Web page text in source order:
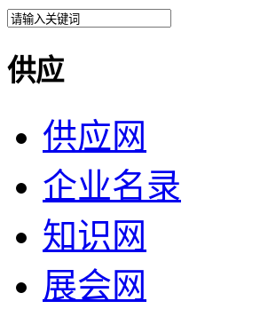
供应
供应网
企业名录
知识网
展会网